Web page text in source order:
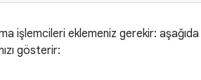
işlemcileri eklemeniz gerekir: aşağıda
gösterir: